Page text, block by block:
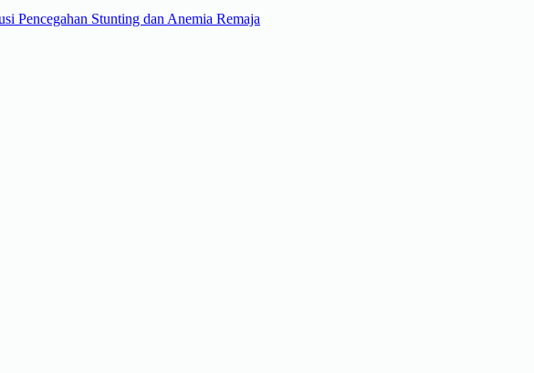
Pencegahan Stunting dan Anemia Remaja